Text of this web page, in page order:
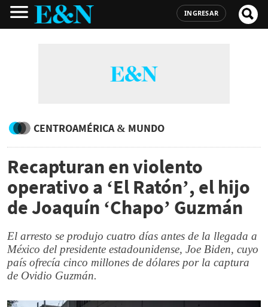
INGRESAR
CENTROAMÉRICA & MUNDO
Recapturan en violento
operativo a ‘El Ratón’, el hijo
de Joaquín ‘Chapo’ Guzmán
El arresto se produjo cuatro días antes de la llegada a
México del presidente estadounidense, Joe Biden, cuyo
país ofrecía cinco millones de dólares por la captura
de Ovidio Guzmán.